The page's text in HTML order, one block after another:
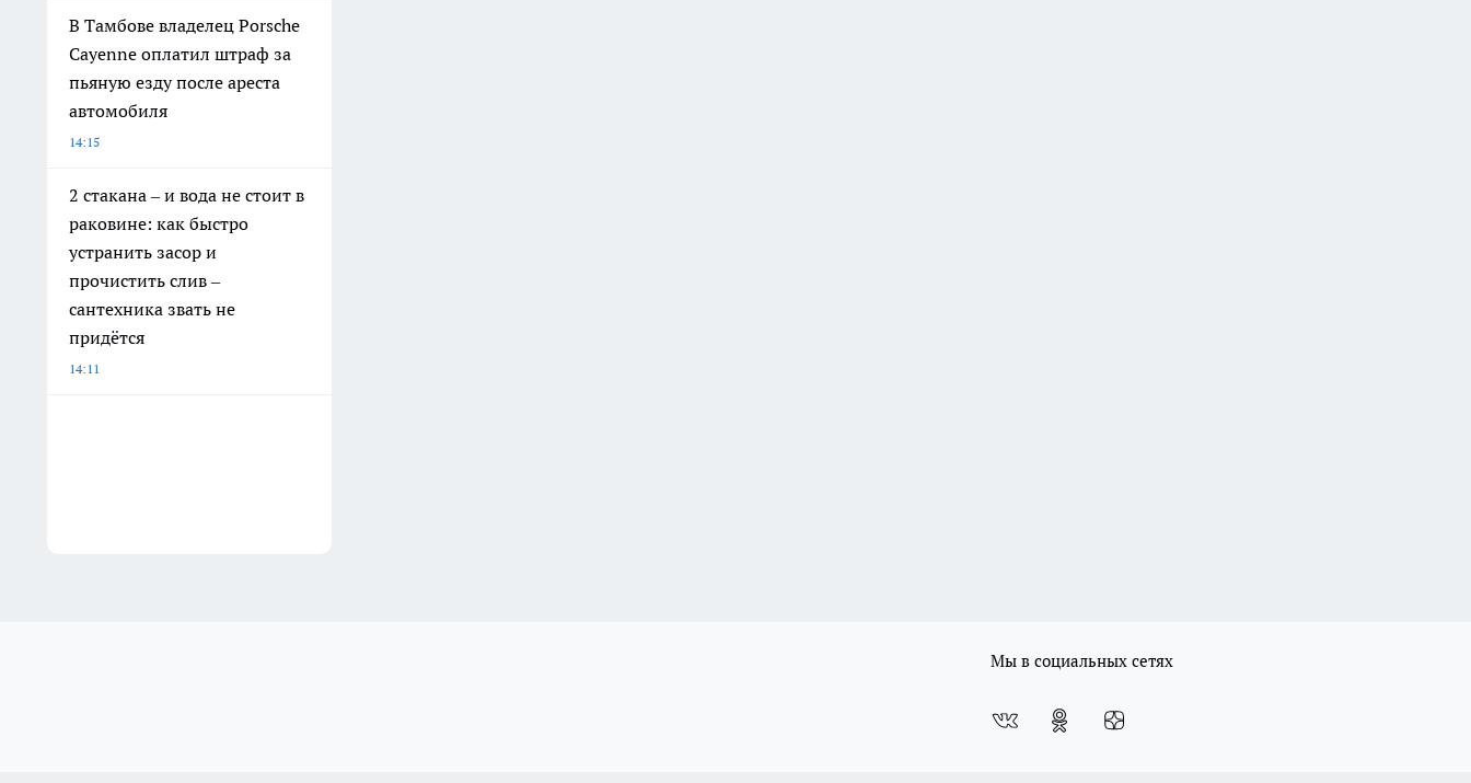
В Тамбове владелец Porsche
Cayenne оплатил штраф за
пьяную езду после ареста
автомобиля
14:15
2 стакана – и вода не стоит в
раковине: как быстро
устранить засор и
прочистить слив –
сантехника звать не
придётся
14:11
Мы в социальных сетях